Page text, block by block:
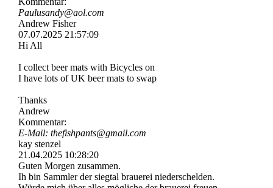
Paulusandy@aol.com
Andrew Fisher
07.07.2025 21:57:09
Hi All
I collect beer mats with Bicycles on
I have lots of UK beer mats to swap
Thanks
Andrew
Kommentar:
E-Mail: thefishpants@gmail.com
kay stenzel
21.04.2025 10:28:20
Guten Morgen zusammen.
Ih bin Sammler der siegtal brauerei niederschelden.